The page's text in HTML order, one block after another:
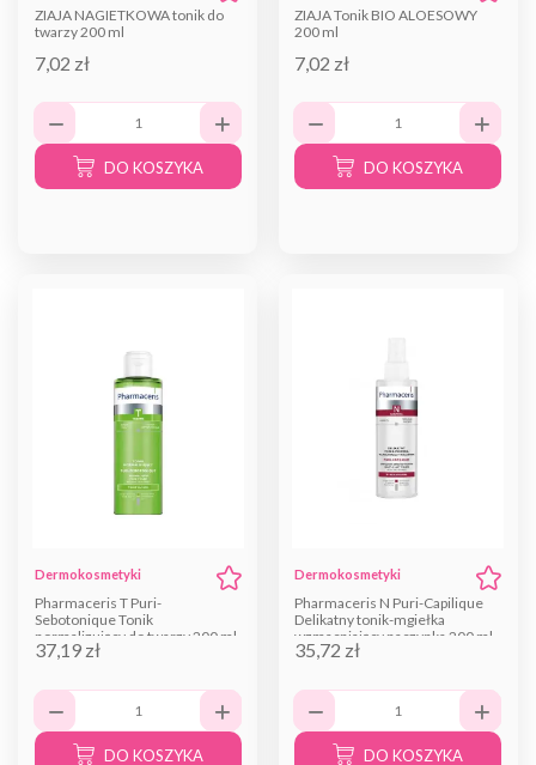
ZIAJA NAGIETKOWA tonik do
twarzy 200 ml
7,02 zł
DO KOSZYKA
ZIAJA Tonik BIO ALOESOWY
200 ml
7,02 zł
DO KOSZYKA
Dermokosmetyki
Pharmaceris T Puri-
Sebotonique Tonik
normalizujący do twarzy 200 ml
37,19 zł
DO KOSZYKA
Dermokosmetyki
Pharmaceris N Puri-Capilique
Delikatny tonik-mgiełka
wzmacniający naczynka 200 ml
35,72 zł
DO KOSZYKA